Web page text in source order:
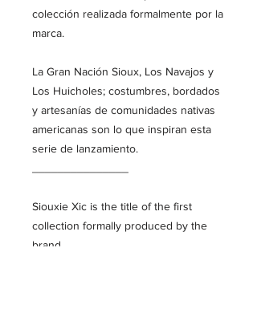
colección realizada formalmente por la
marca.
La Gran Nación Sioux, Los Navajos y
Los Huicholes; costumbres, bordados
y artesanías de comunidades nativas
americanas son lo que inspiran esta
serie de lanzamiento.
Siouxie Xic is the title of the first
collection formally produced by the
brand.